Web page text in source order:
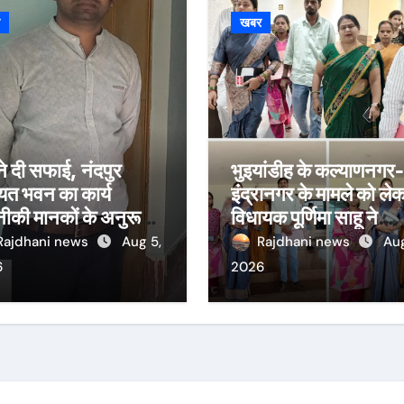
दी सफाई, नंदपुर
भवन का कार्य
मानकों के अनुरूप:
तक पूरा करने का
news
Aug 5,
खबर
भुइयांडीह के कल्याणनगर-
इंद्रानगर के मामले को
विधायक पूर्णिमा साहू ने
विधानसभा कक्ष में
हेमंत सोरेन से की मुलाकात,
कार्रवाई स्थगित करने व
Rajdhani news
2026